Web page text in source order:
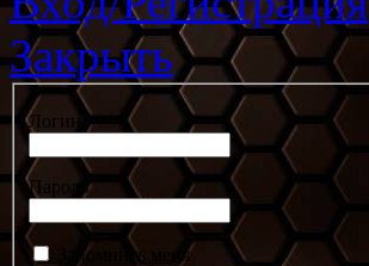
Закрыть
Логин
Пароль
Запомнить меня